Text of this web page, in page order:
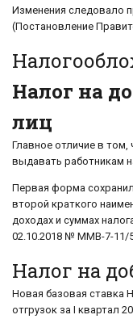
Изменения следовало
(Постановление
Налог на
лиц
Главное отличие в том,
выдавать работникам
Первая форма
второй краткого
доходах и суммах
02.10.2018 № ММВ-7-11/
Налог на
Новая базовая ставка
отгрузок за I квартал